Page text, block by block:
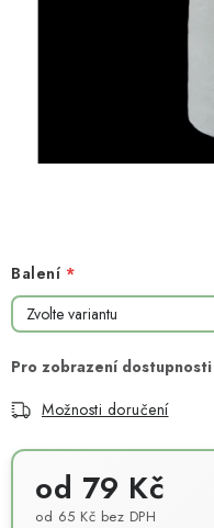
TIPY NA TVOŘENÍ
Hodnocení obchodu
Podmínky ochrany
Moje objednávka
Balení
Možnosti doručení
od 79 Kč
od 65 Kč bez DPH